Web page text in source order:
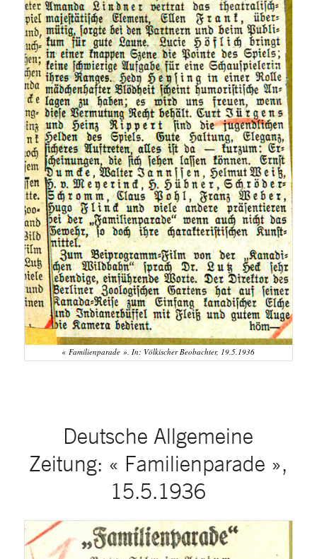
« Familienparade ». In: Völkischer Beobachter, 19.5.1936
Deutsche Allgemeine
Zeitung: « Familienparade »,
15.5.1936